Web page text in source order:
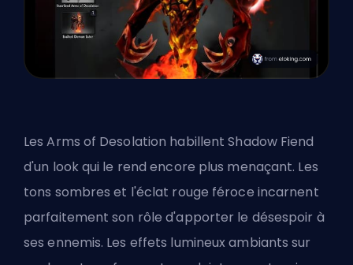
Les Arms of Desolation habillent Shadow Fiend
d'un look qui le rend encore plus menaçant. Les
tons sombres et l'éclat rouge féroce incarnent
parfaitement son rôle d'apporter le désespoir à
ses ennemis. Les effets lumineux ambiants sur